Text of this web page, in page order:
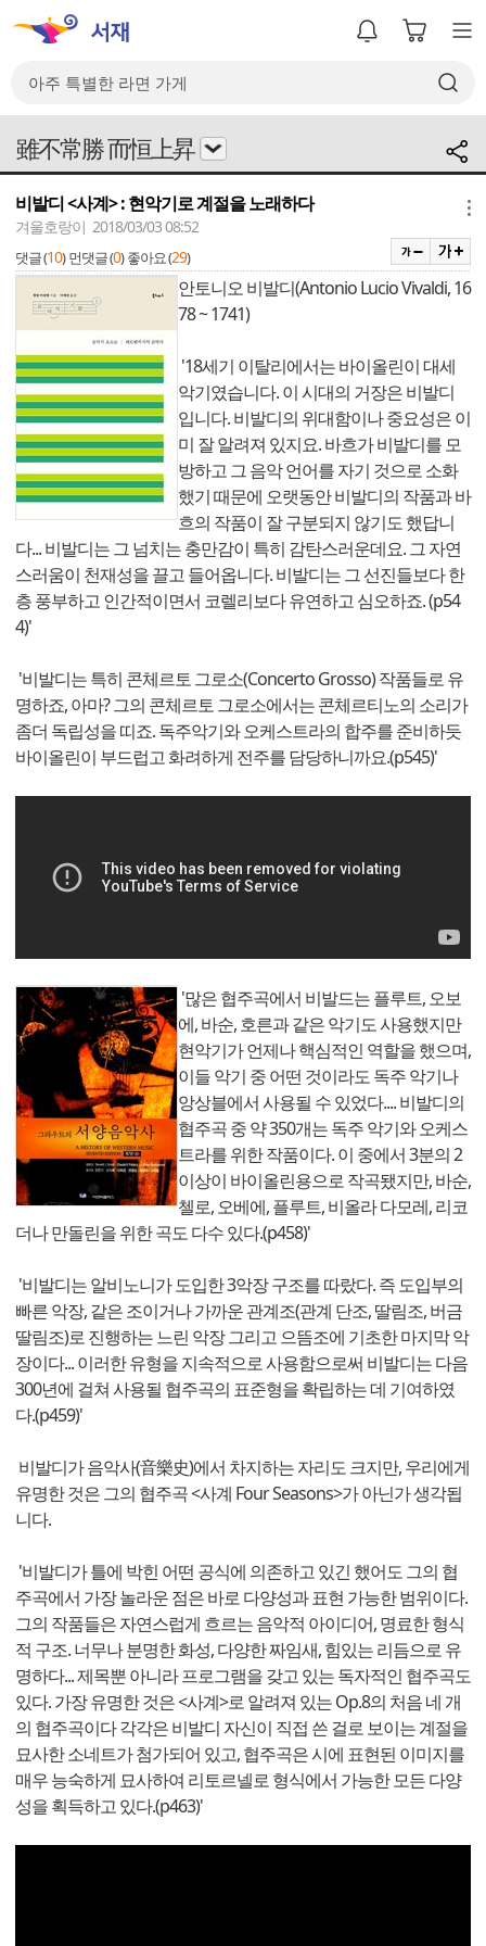
雖不常勝 而恒上昇
비발디 <사계> : 현악기로 계절을 노래하다
겨울호랑이 2018/03/03 08:52
댓글 (10) 먼댓글 (0) 좋아요 (29)
안토니오 비발디(Antonio Lucio Vivaldi, 16
78 ~ 1741)
'18세기 이탈리에서는 바이올린이 대세
악기였습니다. 이 시대의 거장은 비발디
입니다. 비발디의 위대함이나 중요성은 이
미 잘 알려져 있지요. 바흐가 비발디를 모
방하고 그 음악 언어를 자기 것으로 소화
했기 때문에 오랫동안 비발디의 작품과 바
흐의 작품이 잘 구분되지 않기도 했답니
다... 비발디는 그 넘치는 충만감이 특히 감탄스러운데요. 그 자연
스러움이 천재성을 끌고 들어옵니다. 비발디는 그 선진들보다 한
층 풍부하고 인간적이면서 코렐리보다 유연하고 심오하죠. (p54
4)'
'비발디는 특히 콘체르토 그로소(Concerto Grosso) 작품들로 유
명하죠, 아마? 그의 콘체르토 그로소에서는 콘체르티노의 소리가
좀더 독립성을 띠죠. 독주악기와 오케스트라의 합주를 준비하듯
바이올린이 부드럽고 화려하게 전주를 담당하니까요.(p545)'
'많은 협주곡에서 비발드는 플루트, 오보
에, 바순, 호른과 같은 악기도 사용했지만
현악기가 언제나 핵심적인 역할을 했으며,
이들 악기 중 어떤 것이라도 독주 악기나
앙상블에서 사용될 수 있었다.... 비발디의
협주곡 중 약 350개는 독주 악기와 오케스
트라를 위한 작품이다. 이 중에서 3분의 2
이상이 바이올린용으로 작곡됐지만, 바순,
첼로, 오베에, 플루트, 비올라 다모레, 리코
더나 만돌린을 위한 곡도 다수 있다.(p458)'
'비발디는 알비노니가 도입한 3악장 구조를 따랐다. 즉 도입부의
빠른 악장, 같은 조이거나 가까운 관계조(관계 단조, 딸림조, 버금
딸림조)로 진행하는 느린 악장 그리고 으뜸조에 기초한 마지막 악
장이다... 이러한 유형을 지속적으로 사용함으로써 비발디는 다음
300년에 걸쳐 사용될 협주곡의 표준형을 확립하는 데 기여하였
다.(p459)'
비발디가 음악사(音樂史)에서 차지하는 자리도 크지만, 우리에게
유명한 것은 그의 협주곡 <사계 Four Seasons>가 아닌가 생각됩
니다.
'비발디가 틀에 박힌 어떤 공식에 의존하고 있긴 했어도 그의 협
주곡에서 가장 놀라운 점은 바로 다양성과 표현 가능한 범위이다.
그의 작품들은 자연스럽게 흐르는 음악적 아이디어, 명료한 형식
적 구조. 너무나 분명한 화성, 다양한 짜임새, 힘있는 리듬으로 유
명하다... 제목뿐 아니라 프로그램을 갖고 있는 독자적인 협주곡도
있다. 가장 유명한 것은 <사계>로 알려져 있는 Op.8의 처음 네 개
의 협주곡이다 각각은 비발디 자신이 직접 쓴 걸로 보이는 계절을
묘사한 소네트가 첨가되어 있고, 협주곡은 시에 표현된 이미지를
매우 능숙하게 묘사하여 리토르넬로 형식에서 가능한 모든 다양
성을 획득하고 있다.(p463)'